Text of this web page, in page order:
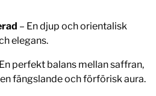
– En djup och orientalisk
elegans.
perfekt balans mellan saffran,
fängslande och förförisk aura.